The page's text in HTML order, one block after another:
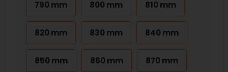
790 mm 800 mm 810 mm
820 mm 830 mm 840 mm
850 mm 860 mm 870 mm